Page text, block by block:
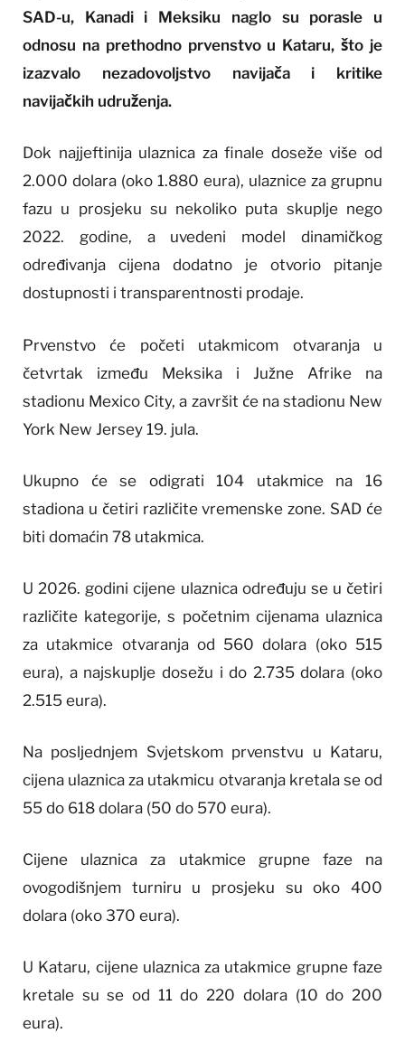
SAD-u, Kanadi i Meksiku naglo su porasle u
odnosu na prethodno prvenstvo u Kataru, što je
izazvalo nezadovoljstvo navijača i kritike
navijačkih udruženja.
Dok najjeftinija ulaznica za finale doseže više od
2.000 dolara (oko 1.880 eura), ulaznice za grupnu
fazu u prosjeku su nekoliko puta skuplje nego
2022. godine, a uvedeni model dinamičkog
određivanja cijena dodatno je otvorio pitanje
dostupnosti i transparentnosti prodaje.
Prvenstvo će početi utakmicom otvaranja u
četvrtak između Meksika i Južne Afrike na
stadionu Mexico City, a završit će na stadionu New
York New Jersey 19. jula.
Ukupno će se odigrati 104 utakmice na 16
stadiona u četiri različite vremenske zone. SAD će
biti domaćin 78 utakmica.
U 2026. godini cijene ulaznica određuju se u četiri
različite kategorije, s početnim cijenama ulaznica
za utakmice otvaranja od 560 dolara (oko 515
eura), a najskuplje dosežu i do 2.735 dolara (oko
2.515 eura).
Na posljednjem Svjetskom prvenstvu u Kataru,
cijena ulaznica za utakmicu otvaranja kretala se od
55 do 618 dolara (50 do 570 eura).
Cijene ulaznica za utakmice grupne faze na
ovogodišnjem turniru u prosjeku su oko 400
dolara (oko 370 eura).
U Kataru, cijene ulaznica za utakmice grupne faze
kretale su se od 11 do 220 dolara (10 do 200
eura).